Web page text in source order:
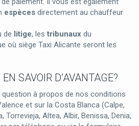
espèces directement au chauffeur
de litige, les tribunaux du
où siège Taxi Alicante seront les
SAVOIR D’AVANTAGE?
à propos de nos conditions
et sur la Costa Blanca (Calpe,
Torrevieja, Altea, Albir, Benissa, Denia,